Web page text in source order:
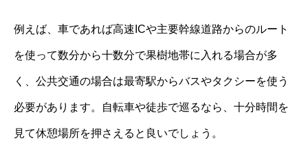
例えば、車であれば高速ICや主要幹線道路からのルート
を使って数分から十数分で果樹地帯に入れる場合が多
く、公共交通の場合は最寄駅からバスやタクシーを使う
必要があります。自転車や徒歩で巡るなら、十分時間を
見て休憩場所を押さえると良いでしょう。